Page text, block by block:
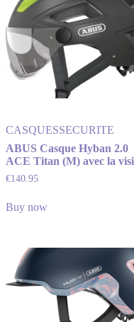
CASQUESSECURITE
ABUS Casque Hyban 2.0
ACE Titan (M) avec la
€140.95
Buy now